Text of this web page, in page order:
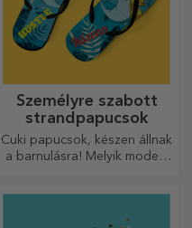
Személyre szabott
strandpapucsok
Cuki papucsok, készen állnak
a barnulásra! Melyik modellt